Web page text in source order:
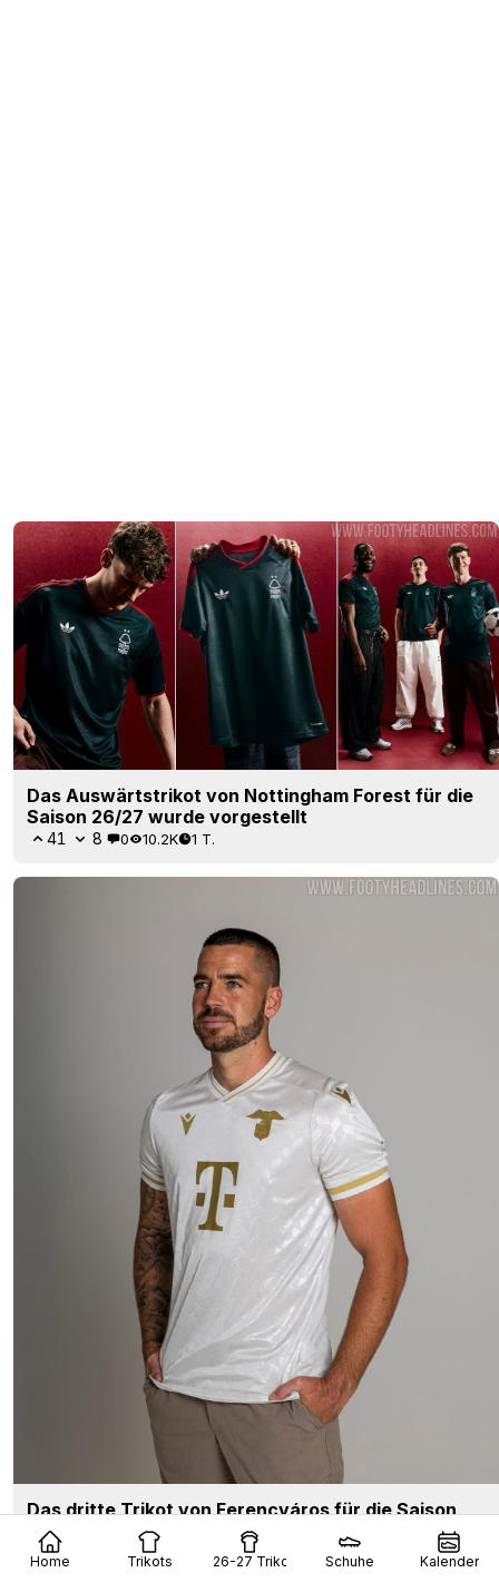
Home Trikots 26-27 Trikots Schuhe Kalender
Das Auswärtstrikot von Nottingham Forest für die
Saison 26/27 wurde vorgestellt
41 8 0 10.2K 1 T.
Das dritte Trikot von Ferencváros für die Saison
26/27 wurde vorgestellt
25 0 825